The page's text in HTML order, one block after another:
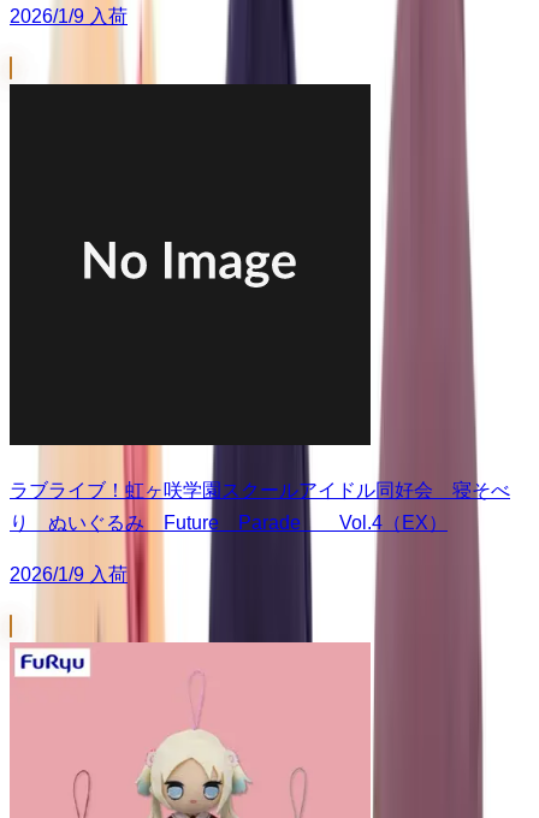
2026/1/9 入荷
ラブライブ！虹ヶ咲学園スクールアイドル同好会 寝そべ
り ぬいぐるみ Future Parade Vol.4（EX）
2026/1/9 入荷